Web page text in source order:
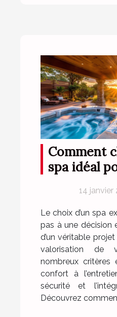
Comment
spa idéal
14 janvier
Le choix d’un spa
pas à une décision
d’un véritable
valorisation de
nombreux critères
confort à
sécurité et
Découvrez